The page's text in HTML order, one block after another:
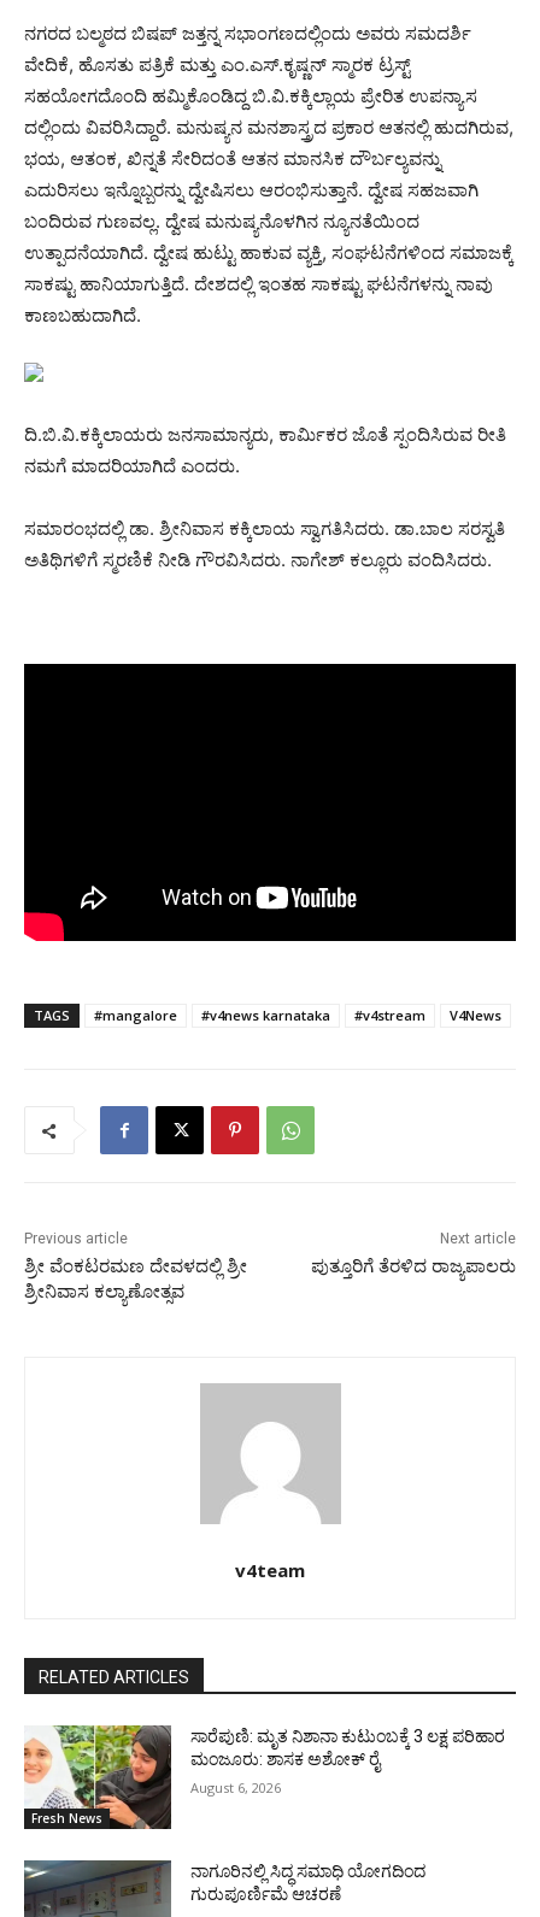
ನಗರದ ಬಲ್ಮಠದ ಬಿಷಪ್ ಜತ್ತನ್ನ ಸಭಾಂಗಣದಲ್ಲಿಂದು ಅವರು ಸಮದರ್ಶಿ
ವೇದಿಕೆ, ಹೊಸತು ಪತ್ರಿಕೆ ಮತ್ತು ಎಂ.ಎಸ್.ಕೃಷ್ಣನ್ ಸ್ಮಾರಕ ಟ್ರಸ್ಟ್
ಸಹಯೋಗದೊಂದಿ ಹಮ್ಮಿಕೊಂಡಿದ್ದ ಬಿ.ವಿ.ಕಕ್ಕಿಲ್ಲಾಯ ಪ್ರೇರಿತ ಉಪನ್ಯಾಸ
ದಲ್ಲಿಂದು ವಿವರಿಸಿದ್ದಾರೆ. ಮನುಷ್ಯನ ಮನಶಾಸ್ತ್ರದ ಪ್ರಕಾರ ಆತನಲ್ಲಿ ಹುದಗಿರುವ,
ಭಯ, ಆತಂಕ, ಖಿನ್ನತೆ ಸೇರಿದಂತೆ ಆತನ ಮಾನಸಿಕ ದೌರ್ಬಲ್ಯವನ್ನು
ಎದುರಿಸಲು ಇನ್ನೊಬ್ಬರನ್ನು ದ್ವೇಷಿಸಲು ಆರಂಭಿಸುತ್ತಾನೆ. ದ್ವೇಷ ಸಹಜವಾಗಿ
ಬಂದಿರುವ ಗುಣವಲ್ಲ. ದ್ವೇಷ ಮನುಷ್ಯನೊಳಗಿನ ನ್ಯೂನತೆಯಿಂದ
ಉತ್ಪಾದನೆಯಾಗಿದೆ. ದ್ವೇಷ ಹುಟ್ಟು ಹಾಕುವ ವ್ಯಕ್ತಿ, ಸಂಘಟನೆಗಳಿಂದ ಸಮಾಜಕ್ಕೆ
ಸಾಕಷ್ಟು ಹಾನಿಯಾಗುತ್ತಿದೆ. ದೇಶದಲ್ಲಿ ಇಂತಹ ಸಾಕಷ್ಟು ಘಟನೆಗಳನ್ನು ನಾವು
ಕಾಣಬಹುದಾಗಿದೆ.
ದಿ.ಬಿ.ವಿ.ಕಕ್ಕಿಲಾಯರು ಜನಸಾಮಾನ್ಯರು, ಕಾರ್ಮಿಕರ ಜೊತೆ ಸ್ಪಂದಿಸಿರುವ ರೀತಿ
ನಮಗೆ ಮಾದರಿಯಾಗಿದೆ ಎಂದರು.
ಸಮಾರಂಭದಲ್ಲಿ ಡಾ. ಶ್ರೀನಿವಾಸ ಕಕ್ಕಿಲಾಯ ಸ್ವಾಗತಿಸಿದರು. ಡಾ.ಬಾಲ ಸರಸ್ವತಿ
ಅತಿಥಿಗಳಿಗೆ ಸ್ಮರಣಿಕೆ ನೀಡಿ ಗೌರವಿಸಿದರು. ನಾಗೇಶ್ ಕಲ್ಲೂರು ವಂದಿಸಿದರು.
TAGS #mangalore #v4news karnataka #v4stream V4News
Previous article
ಶ್ರೀ ವೆಂಕಟರಮಣ ದೇವಳದಲ್ಲಿ ಶ್ರೀ
ಶ್ರೀನಿವಾಸ ಕಲ್ಯಾಣೋತ್ಸವ
Next article
ಪುತ್ತೂರಿಗೆ ತೆರಳಿದ ರಾಜ್ಯಪಾಲರು
v4team
RELATED ARTICLES
Fresh News
ಸಾರೆಪುಣಿ: ಮೃತ ನಿಶಾನಾ ಕುಟುಂಬಕ್ಕೆ 3 ಲಕ್ಷ ಪರಿಹಾರ
ಮಂಜೂರು: ಶಾಸಕ ಅಶೋಕ್ ರೈ
August 6, 2026
ನಾಗೂರಿನಲ್ಲಿ ಸಿದ್ಧ ಸಮಾಧಿ ಯೋಗದಿಂದ
ಗುರುಪೂರ್ಣಿಮೆ ಆಚರಣೆ